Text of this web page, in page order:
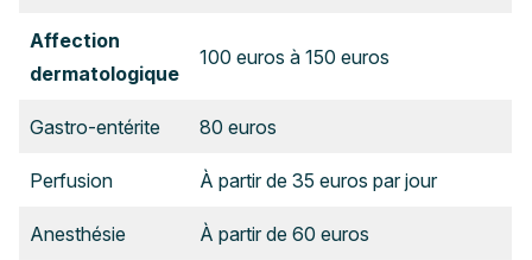
Affection
dermatologique
100 euros à 150 euros
Gastro-entérite 80 euros
Perfusion À partir de 35 euros par jour
Anesthésie
À partir de 60 euros